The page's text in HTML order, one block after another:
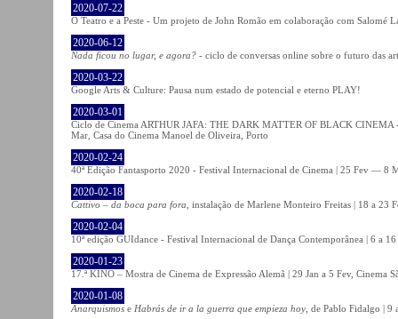
2020-07-22
O Teatro e a Peste - Um projeto de John Romão em colaboração com Salomé
2020-06-12
Nada ficou no lugar, e agora? - ciclo de conversas online sobre o futuro das
2020-03-22
Google Arts & Culture: Pausa num estado de potencial e eterno PLAY!
2020-03-01
Ciclo de Cinema ARTHUR JAFA: THE DARK MATTER OF BLACK
Mar, Casa do Cinema Manoel de Oliveira, Porto
2020-02-24
40ª Edição Fantasporto 2020 - Festival Internacional de Cinema | 25 Fev — 8
2020-02-18
Cattivo – da boca para fora , instalação de Marlene Monteiro Freitas | 18 a
2020-02-04
10ª edição GUIdance - Festival Internacional de Dança Contemporânea | 6 a
2020-01-23
17.ª KINO – Mostra de Cinema de Expressão Alemã | 29 Jan a 5 Fev, Cinema
2020-01-08
Anarquismos e Habrás de ir a la guerra que empieza hoy , de Pablo Fidalgo |